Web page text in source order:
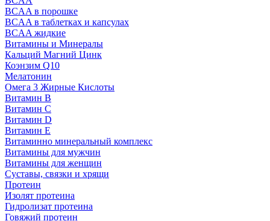
BCAA в порошке
BCAA в таблетках и капсулах
BCAA жидкие
Витамины и Минералы
Кальций Магний Цинк
Коэнзим Q10
Мелатонин
Омега 3 Жирные Кислоты
Витамин B
Витамин C
Витамин D
Витамин E
Витаминно минеральный комплекс
Витамины для мужчин
Витамины для женщин
Суставы, связки и хрящи
Протеин
Изолят протеина
Гидролизат протеина
Говяжий протеин